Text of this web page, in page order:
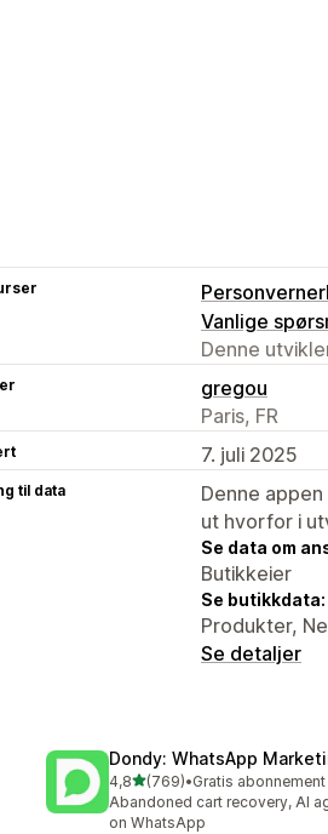
Vanlige
Denne
gregou
Paris, FR
7. juli 2025
til data
Denne
ut hvorfor i
Se data om
Butikkeier
Se butikkdata:
Produkter,
Se detaljer
Dondy: WhatsApp
4,8av 5 stjerner
(769)
Totalt 769 omtaler
•Gratis
Abandoned cart recovery, AI
on WhatsApp